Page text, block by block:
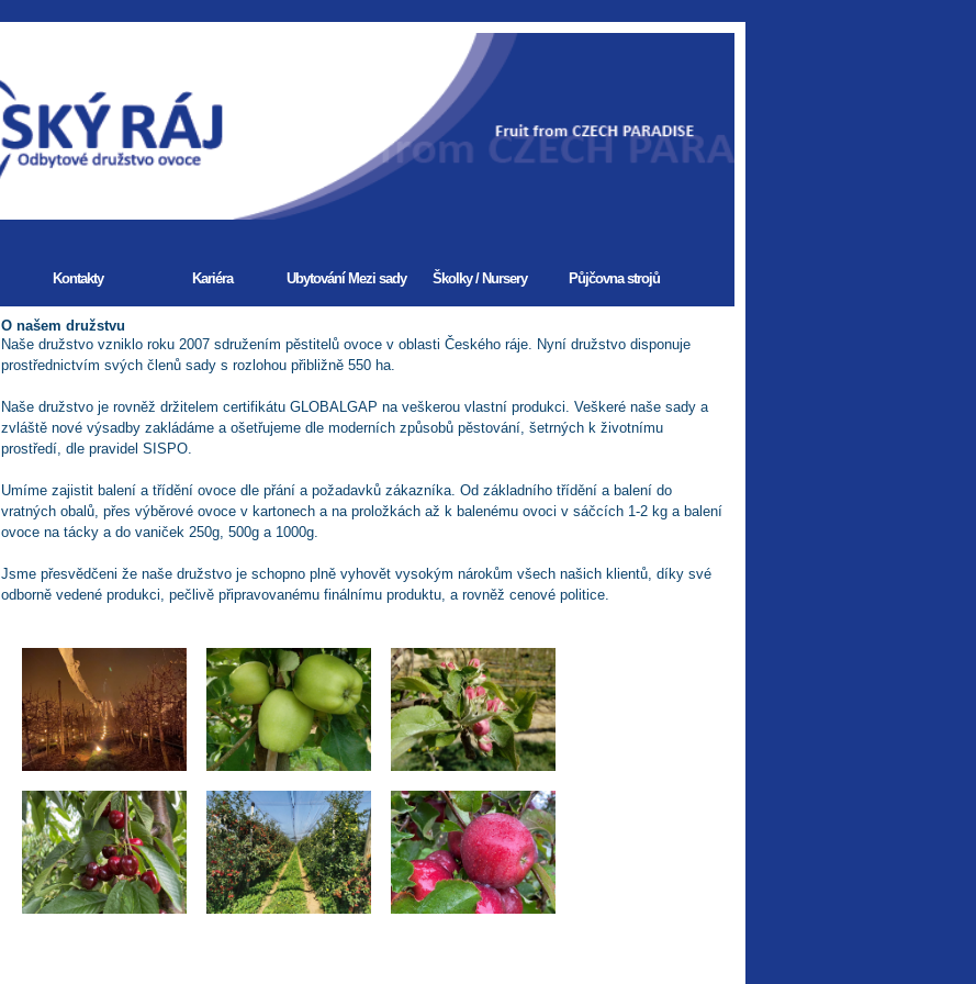
Kontakty Kariéra Ubytování Mezi sady Školky / Nursery Půjčovna strojů
O našem družstvu
Naše družstvo vzniklo roku 2007 sdružením pěstitelů ovoce v oblasti Českého ráje. Nyní družstvo disponuje
prostřednictvím svých členů sady s rozlohou přibližně 550 ha.
Naše družstvo je rovněž držitelem certifikátu GLOBALGAP na veškerou vlastní produkci. Veškeré naše sady a
zvláště nové výsadby zakládáme a ošetřujeme dle moderních způsobů pěstování, šetrných k životnímu
prostředí, dle pravidel SISPO.
Umíme zajistit balení a třídění ovoce dle přání a požadavků zákazníka. Od základního třídění a balení do
vratných obalů, přes výběrové ovoce v kartonech a na proložkách až k balenému ovoci v sáčcích 1-2 kg a balení
ovoce na tácky a do vaniček 250g, 500g a 1000g.
Jsme přesvědčeni že naše družstvo je schopno plně vyhovět vysokým nárokům všech našich klientů, díky své
odborně vedené produkci, pečlivě připravovanému finálnímu produktu, a rovněž cenové politice.